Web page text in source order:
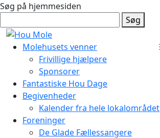
Søg på hjemmesiden
Søg
Molehusets venner
Frivillige hjælpere
Sponsorer
Fantastiske Hou Dage
Begivenheder
Kalender fra hele lokalområdet
Foreninger
De Glade Fællessangere